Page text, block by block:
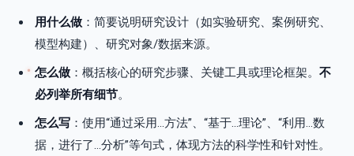
用什么做 ：简要说明研究设计（如实验研究、案例研究、
模型构建）、研究对象/数据来源。
怎么做 ：概括核心的研究步骤、关键工具或理论框架。 不
必列举所有细节。
怎么写 ：使用“通过采用…方法”、“基于…理论”、“利用…数
据，进行了…分析”等句式，体现方法的科学性和针对性。